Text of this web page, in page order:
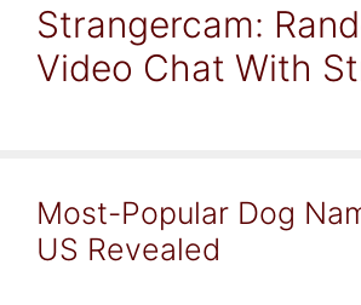
Strangercam:
Video Chat With
Most-Popular Dog
US Revealed